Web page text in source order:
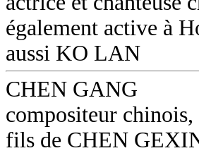
également active à
aussi KO LAN
CHEN GANG
compositeur chinois,
fils de CHEN